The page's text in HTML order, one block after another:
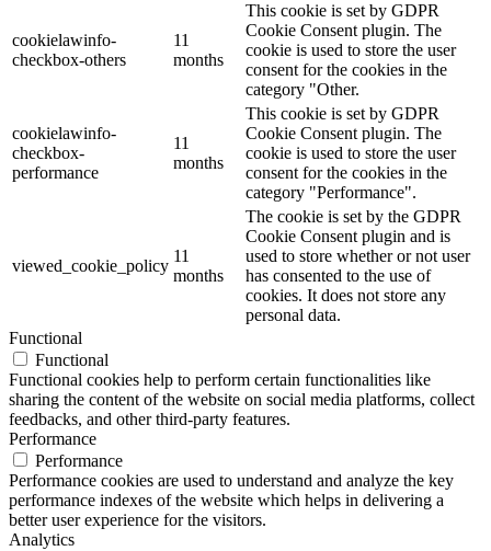
cookielawinfo-
checkbox-others
11
months
This cookie is set by GDPR
Cookie Consent plugin. The
cookie is used to store the user
consent for the cookies in the
category "Other.
cookielawinfo-
checkbox-
performance
11
months
This cookie is set by GDPR
Cookie Consent plugin. The
cookie is used to store the user
consent for the cookies in the
category "Performance".
viewed_cookie_policy
11
months
The cookie is set by the GDPR
Cookie Consent plugin and is
used to store whether or not user
has consented to the use of
cookies. It does not store any
personal data.
Functional
Functional
Functional cookies help to perform certain functionalities like
sharing the content of the website on social media platforms, collect
feedbacks, and other third-party features.
Performance
Performance
Performance cookies are used to understand and analyze the key
performance indexes of the website which helps in delivering a
better user experience for the visitors.
Analytics